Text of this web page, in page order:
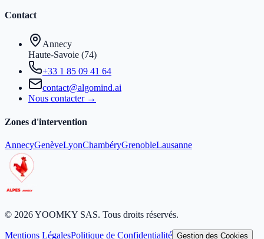
Contact
Annecy
Haute-Savoie (74)
+33 1 85 09 41 64
contact@algomind.ai
Nous contacter →
Zones d'intervention
AnnecyGenèveLyonChambéryGrenobleLausanne
© 2026 YOOMKY SAS. Tous droits réservés.
Mentions LégalesPolitique de Confidentialité Gestion des Cookies